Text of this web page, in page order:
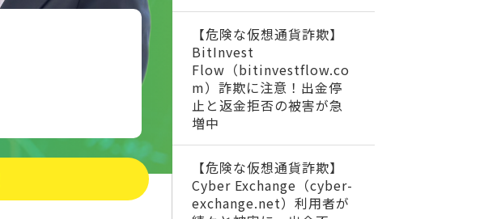
【危険な仮想通貨詐欺】
BitInvest
Flow（bitinvestflow.co
m）詐欺に注意！出金停
止と返金拒否の被害が急
増中
【危険な仮想通貨詐欺】
Cyber Exchange（cyber-
exchange.net）利用者が